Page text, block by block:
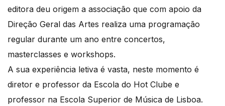
editora deu origem a associação que com apoio da
Direção Geral das Artes realiza uma programação
regular durante um ano entre concertos,
masterclasses e workshops.
A sua experiência letiva é vasta, neste momento é
diretor e professor da Escola do Hot Clube e
professor na Escola Superior de Música de Lisboa.